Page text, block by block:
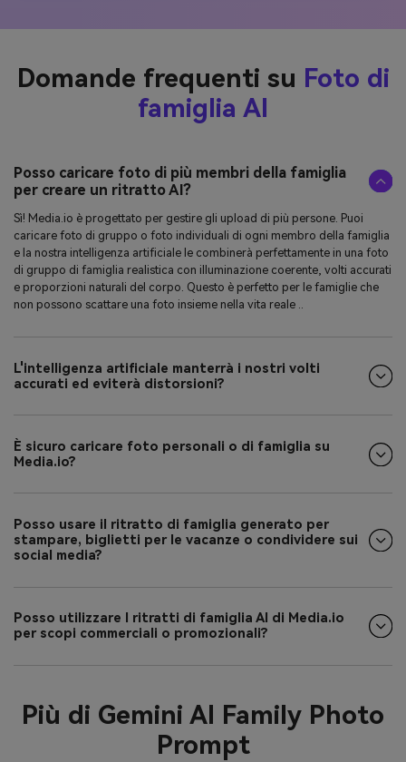
Domande frequenti su Foto di
famiglia AI
Posso caricare foto di più membri della famiglia
per creare un ritratto AI?
Sì! Media.io è progettato per gestire gli upload di più persone. Puoi
caricare foto di gruppo o foto individuali di ogni membro della famiglia
e la nostra intelligenza artificiale le combinerà perfettamente in una foto
di gruppo di famiglia realistica con illuminazione coerente, volti accurati
e proporzioni naturali del corpo. Questo è perfetto per le famiglie che
non possono scattare una foto insieme nella vita reale ..
L'intelligenza artificiale manterrà i nostri volti
accurati ed eviterà distorsioni?
È sicuro caricare foto personali o di famiglia su
Media.io?
Posso usare il ritratto di famiglia generato per
stampare, biglietti per le vacanze o condividere sui
social media?
Posso utilizzare I ritratti di famiglia AI di Media.io
per scopi commerciali o promozionali?
Più di Gemini AI Family Photo
Prompt